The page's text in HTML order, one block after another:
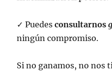
✓ Puedesconsultarnos
ningún compromiso.
Si no ganamos, no nos